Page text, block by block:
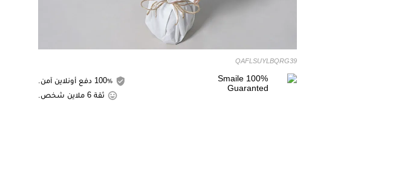
QAFLSUYLBQRG39
ثقة 6 ملاين شخص.